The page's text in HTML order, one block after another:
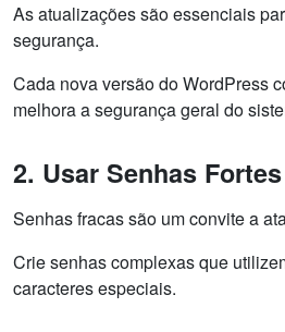
As atualizações são essenciais
segurança.
Cada nova versão do WordPress
melhora a segurança geral do
2. Usar Senhas Fortes
Senhas fracas são um convite a
Crie senhas complexas que
caracteres especiais.